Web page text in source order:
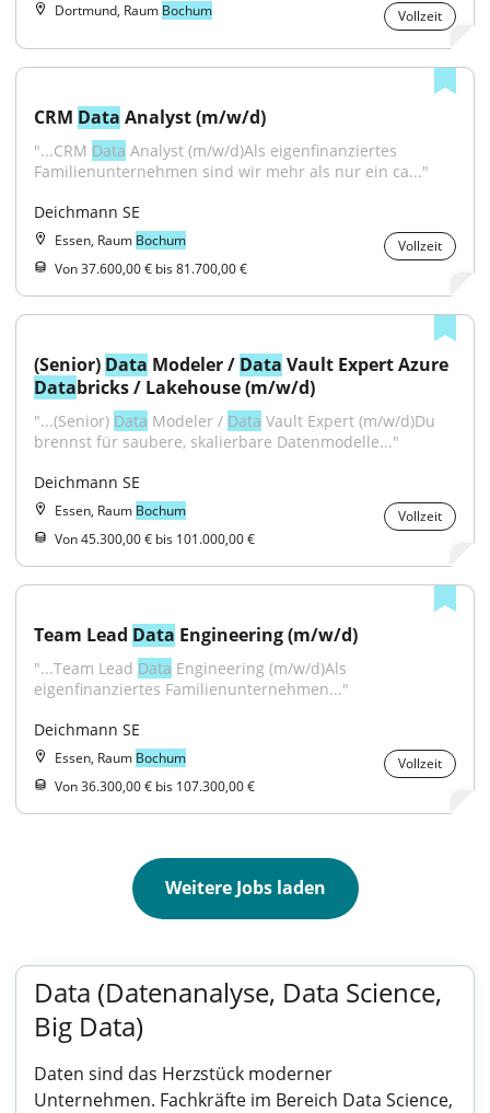
Dortmund, Raum Bochum Vollzeit
CRM Data Analyst (m/w/d)
"...CRM Data Analyst (m/w/d)Als eigenfinanziertes
Familienunternehmen sind wir mehr als nur ein ca..."
Deichmann SE
Essen, Raum Bochum
Vollzeit
Von 37.600,00 € bis 81.700,00 €
(Senior) Data Modeler / Data
Databricks / Lakehouse (m/w/d)
"...(Senior) Data Modeler / Data Vault Expert (m/w/d)Du
brennst für saubere, skalierbare Datenmodelle..."
Deichmann SE
Essen, Raum Bochum
Vollzeit
Von 45.300,00 € bis 101.000,00 €
Team Lead Data Engineering (m/w/d)
"...Team Lead Data Engineering (m/w/d)Als
eigenfinanziertes Familienunternehmen..."
Deichmann SE
Essen, Raum Bochum
Vollzeit
Von 36.300,00 € bis 107.300,00 €
Weitere Jobs laden
Data (Datenanalyse, Data Science,
Big Data)
Daten sind das Herzstück moderner
Unternehmen. Fachkräfte im Bereich Data Science,